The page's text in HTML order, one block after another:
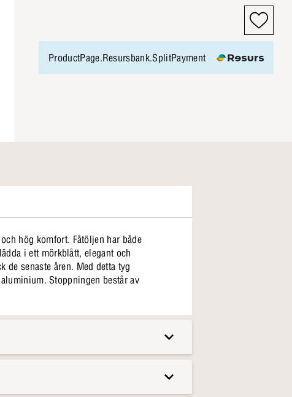
ProductPage.Resursbank.SplitPayment
hög komfort. Fåtöljen har både
i ett mörkblått, elegant och
de senaste åren. Med detta tyg
Stoppningen består av